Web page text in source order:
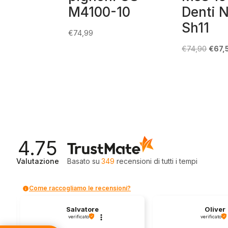
M4100-10
€74,99
Denti
Sh11
€74,90 Il
€
4.75
Valutazione Basato su 349 recensionidi tutti i tempi
Come raccogliamo le recensioni?
Salvatore
verificato
Oliver
verificato